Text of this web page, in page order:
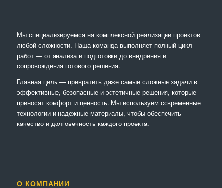
Мы специализируемся на комплексной реализации проектов
любой сложности. Наша команда выполняет полный цикл
работ — от анализа и подготовки до внедрения и
сопровождения готового решения.
Главная цель — превратить даже самые сложные задачи в
эффективные, безопасные и эстетичные решения, которые
приносят комфорт и ценность. Мы используем современные
технологии и надежные материалы, чтобы обеспечить
качество и долговечность каждого проекта.
О КОМПАНИИ